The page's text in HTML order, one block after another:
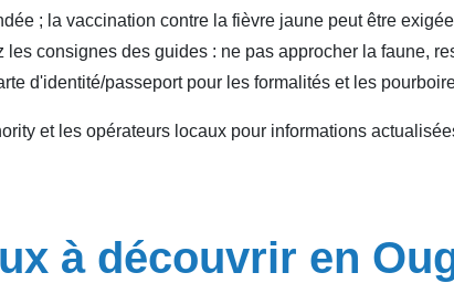
; la vaccination contre la fièvre jaune peut être
consignes des guides : ne pas approcher la faune,
d'identité/passeport pour les formalités et les
et les opérateurs locaux pour informations
à découvrir en